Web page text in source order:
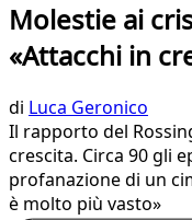
Molestie ai
«Attacchi in
di Luca Geronico
Il rapporto del
crescita. Circa 90 gli
profanazione di un
è molto più vasto»